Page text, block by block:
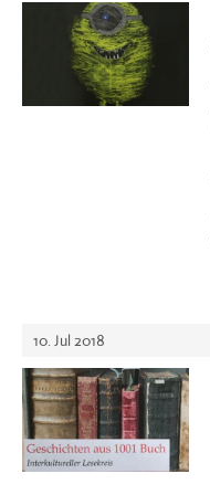
10. Jul 2018